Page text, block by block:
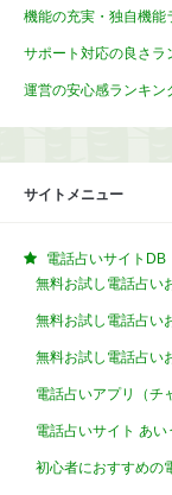
機能の充実・独自機能
サポート対応の良さラ
運営の安心感ランキン
サイトメニュー
電話占いサイトDB
無料お試し電話占い
無料お試し電話占い
無料お試し電話占い
電話占いアプリ（チ
電話占いサイト あい
初心者におすすめの